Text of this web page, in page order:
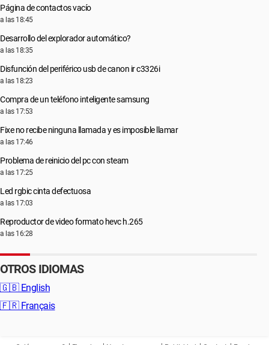
Página de contactos vacío
a las 18:45
Desarrollo del explorador automático?
a las 18:35
Disfunción del periférico usb de canon ir c3326i
a las 18:23
Compra de un teléfono inteligente samsung
a las 17:53
Fixe no recibe ninguna llamada y es imposible llamar
a las 17:46
Problema de reinicio del pc con steam
a las 17:25
Led rgbic cinta defectuosa
a las 17:03
Reproductor de video formato hevc h.265
a las 16:28
OTROS IDIOMAS
🇬🇧 English
🇫🇷 Français